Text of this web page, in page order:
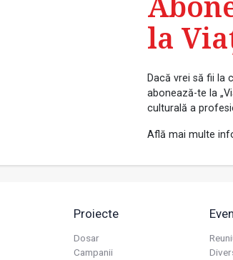
la
Dacă vrei să fii la
abonează-te la
culturală a
Află mai multe
Proiecte
Dosar
Campanii